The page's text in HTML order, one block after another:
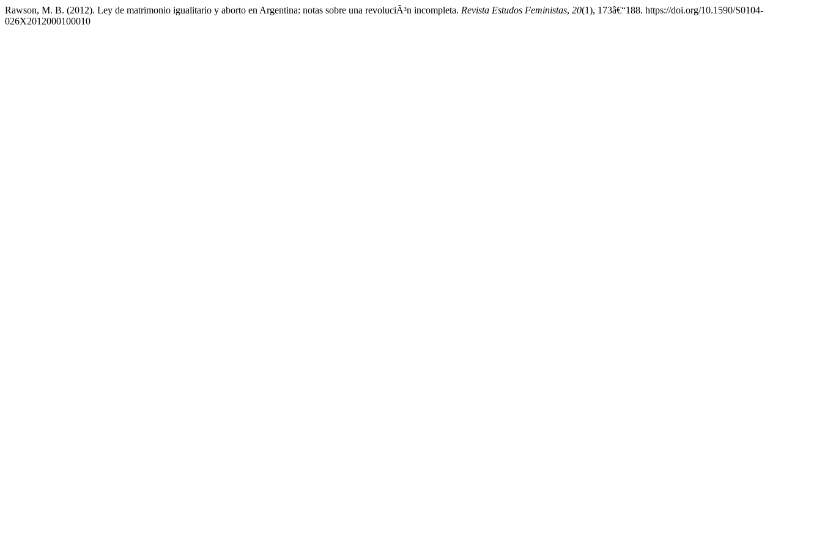
Rawson, M. B. (2012). Ley de matrimonio igualitario y aborto en Argentina: notas sobre una revoluciÃ³n incompleta. Revista Estudos Feministas, 20(1), 173â€“188. https://doi.org/10.1590/S0104-
026X2012000100010